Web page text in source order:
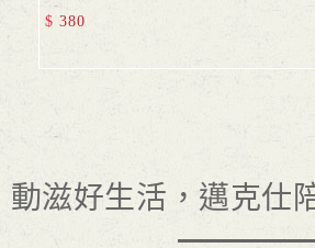
$ 380
動滋好生活，邁克仕